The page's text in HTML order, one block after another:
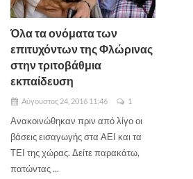
Όλα τα ονόματα των
επιτυχόντων της Φλώρινας
στην τριτοβάθμια
εκπαίδευση
Αύγουστος 24, 2016 11:46 1
Ανακοινώθηκαν πριν από λίγο οι
βάσεις εισαγωγής στα ΑΕΙ και τα
ΤΕΙ της χώρας. Δείτε παρακάτω,
πατώντας ...